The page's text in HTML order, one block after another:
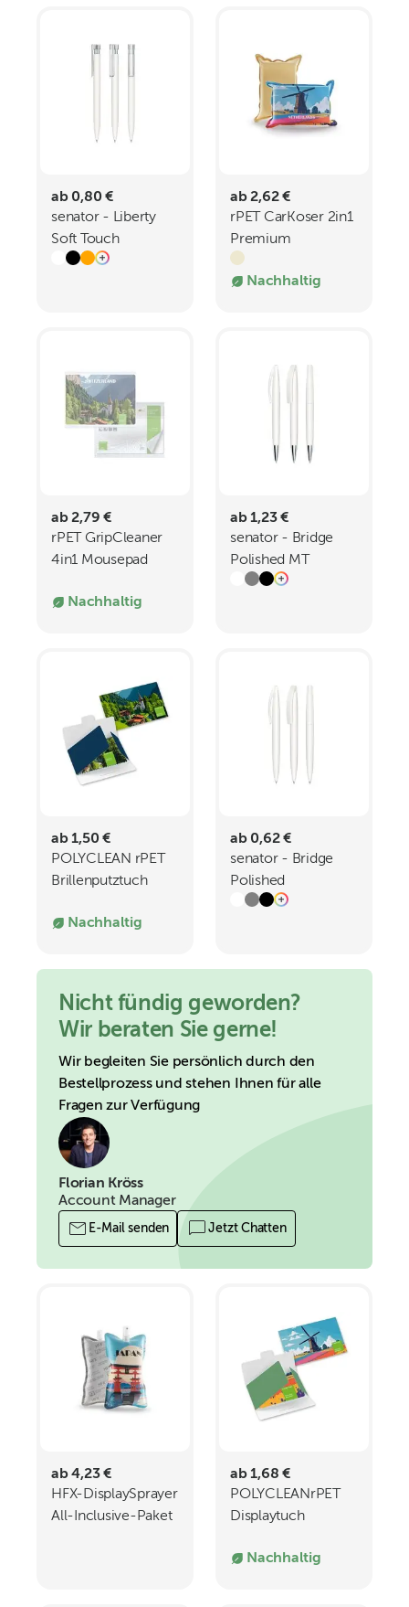
ab 0,80 €
senator - Liberty
Soft Touch
Druckkugelschreiber
ab 2,62 €
rPET CarKoser 2in1
Premium
Scheibenschwamm
All-Inclusive-Paket
Nachhaltig
ab 2,79 €
rPET GripCleaner
4in1 Mousepad
Inclusive-Paket
Nachhaltig
ab 1,23 €
senator - Bridge
Polished MT
Drehkugelschreiber
ab 1,50 €
POLYCLEAN rPET
Brillenputztuch
Nachhaltig
ab 0,62 €
senator - Bridge
Polished
Drehkugelschreiber
Nicht fündig geworden?
Wir beraten Sie gerne!
Wir begleiten Sie persönlich durch den
Bestellprozess und stehen Ihnen für alle
Fragen zur Verfügung
Florian Kröss
Account Manager
E-Mail senden Jetzt Chatten
ab 4,23 €
HFX-DisplaySprayer
All-Inclusive-Paket
ab 1,68 €
POLYCLEANrPET
Displaytuch
Nachhaltig